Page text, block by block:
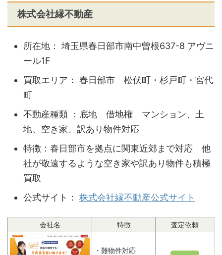
株式会社縁不動産
所在地： 埼玉県春日部市南中曽根637-8 アヴニ
ール1F
買取エリア： 春日部市 松伏町・杉戸町・宮代
町
不動産種類 ：底地 借地権 マンション、土
地、空き家、訳あり物件対応
特徴：春日部市を拠点に関東近郊まで対応 他
社が敬遠するような空き家や訳あり物件も積極
買取
公式サイト： 株式会社縁不動産公式サイト
会社名 特徴 査定依頼
・難物件対応